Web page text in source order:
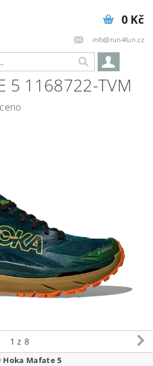
info@run4fun.cz
0 Kč
5 1168722-TVM
1 z 8
Hoka Mafate 5